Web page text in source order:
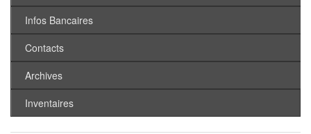
Infos Bancaires
Contacts
Archives
Inventaires